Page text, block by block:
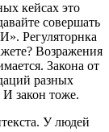
кейсах это
совершать
Регуляторнка
Возражения
Закона от
разных
закон тоже.
У людей